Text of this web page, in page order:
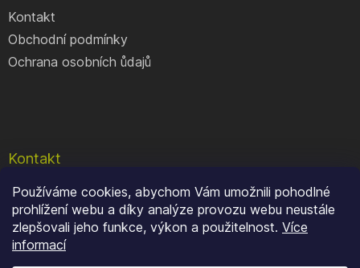
Používáme cookies, abychom Vám umožnili pohodlné
prohlížení webu a díky analýze provozu webu neustále
zlepšovali jeho funkce, výkon a použitelnost. Více
informací
Kontakt
Obchodní podmínky
Ochrana osobních ůdajů
Kontakt
e-shop @geocore.cz
+420 777 409 900